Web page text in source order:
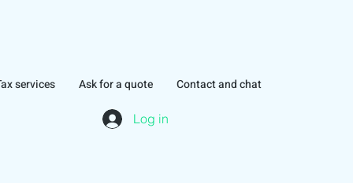
services Ask for a quote Contact and chat
Log in